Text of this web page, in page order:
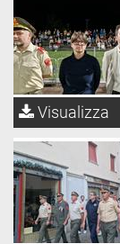
Visualizza